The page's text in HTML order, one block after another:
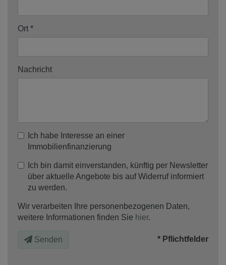
Ort
Nachricht
Ich habe Interesse an einer
Immobilienfinanzierung
Ich bin damit einverstanden, künftig per Newsletter
über aktuelle Angebote bis auf Widerruf informiert
zu werden.
Wir verarbeiten Ihre personenbezogenen Daten,
weitere Informationen finden Sie hier.
Senden * Pflichtfelder